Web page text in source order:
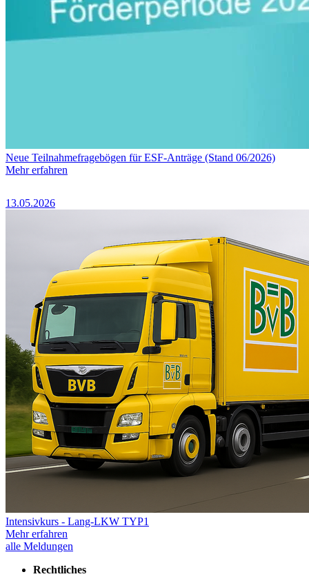
Neue Teilnahmefragebögen für ESF-Anträge (Stand 06/2026)
Mehr erfahren
13.05.2026
Intensivkurs - Lang-LKW TYP1
Mehr erfahren
alle Meldungen
Rechtliches